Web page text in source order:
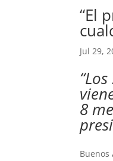
“El
Jul 29,
8
Buenos